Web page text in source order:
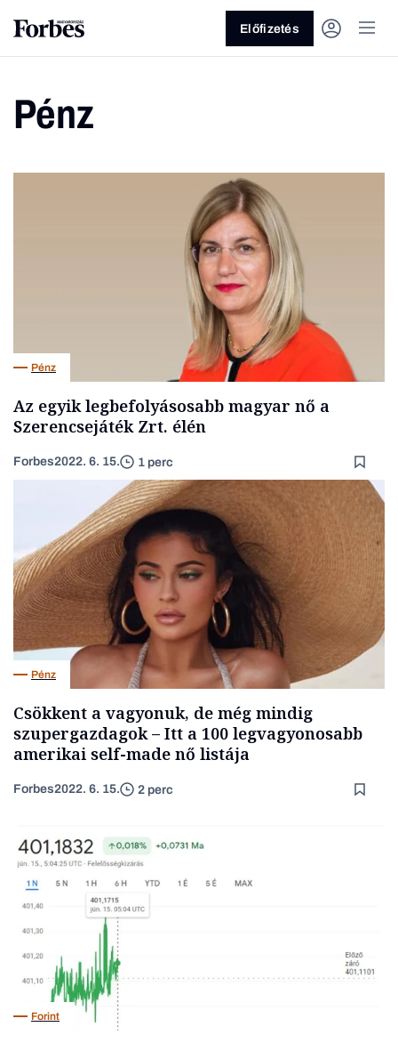
Vagy fedezze fel a következő
témákat
Zöld Legyél jobb!
Előfizetés
Pénz
Pénz
Az egyik legbefolyásosabb magyar nő a
Szerencsejáték Zrt. élén
Forbes2022. 6. 15. 1 perc
Pénz
Csökkent a vagyonuk, de még mindig
szupergazdagok – Itt a 100 legvagyonosabb
amerikai self-made nő listája
Forbes2022. 6. 15. 2 perc
Forint